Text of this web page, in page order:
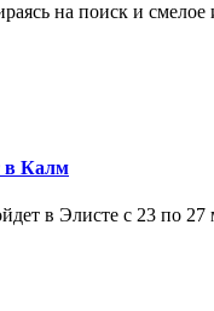
на поиск и
в Калм
в Элисте с 23 по